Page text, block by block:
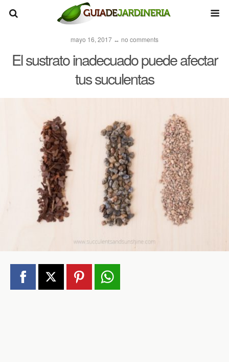
mayo 16, 2017 ↔ no comments
El sustrato inadecuado puede afectar
tus suculentas